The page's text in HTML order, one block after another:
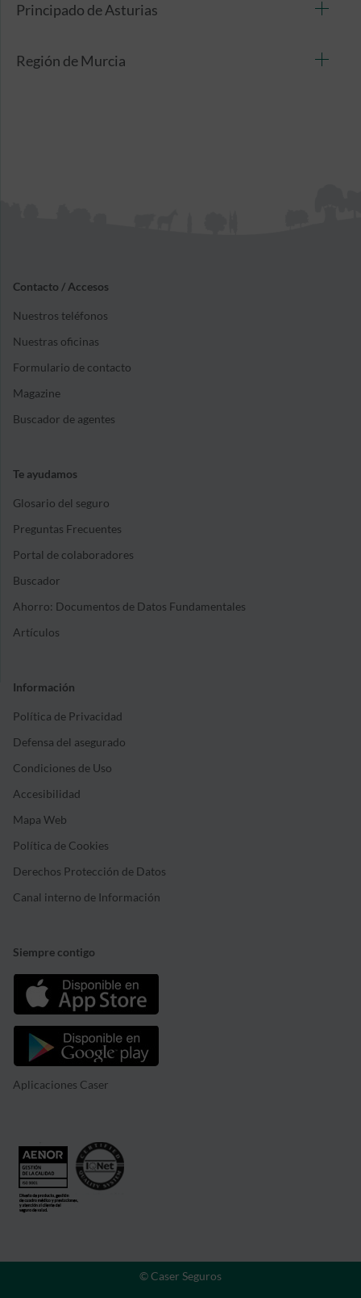
Principado de Asturias
Región de Murcia
Contacto / Accesos
Nuestros teléfonos
Nuestras oficinas
Formulario de contacto
Magazine
Buscador de agentes
Te ayudamos
Glosario del seguro
Preguntas Frecuentes
Portal de colaboradores
Buscador
Ahorro: Documentos de Datos Fundamentales
Artículos
Información
Política de Privacidad
Defensa del asegurado
Condiciones de Uso
Accesibilidad
Mapa Web
Política de Cookies
Derechos Protección de Datos
Canal interno de Información
Siempre contigo
Aplicaciones Caser
© Caser Seguros